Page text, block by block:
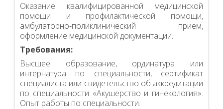
Оказание квалифицированной медицинской
помощи и профилактической помощи,
амбулаторно-поликлинический прием,
оформление медицинской документации.
Требования:
Высшее образование, ординатура или
интернатура по специальности, сертификат
специалиста или свидетельство об аккредитации
по специальности «Акушерство и гинекология».
Опыт работы по специальности.